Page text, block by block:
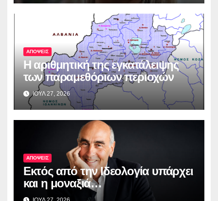
ΑΠΟΨΕΙΣ
Η αριθμητική της εγκατάλειψης
των παραμεθόριων περιοχών
ΙΟΥΛ 27, 2026
ΑΠΟΨΕΙΣ
Εκτός από την Ιδεολογία υπάρχει
και η μοναξιά…